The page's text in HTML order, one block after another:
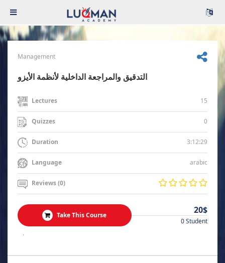
Management
التدقيق والمراجعة الداخلية لأنظمة الأيزو
Lectures 15
Quizzes 0
Duration 3:12:29
Language arabic
Reviews (0)
Take This Course 20$
0 Student
.